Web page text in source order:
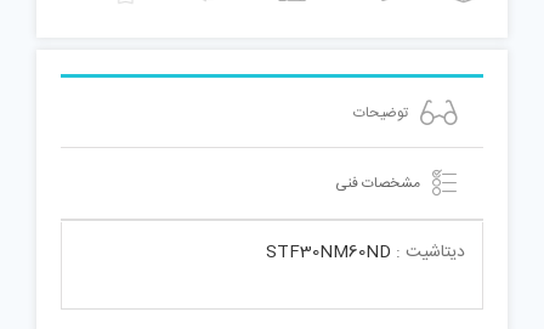
توضیحات
مشخصات فنی
دیتاشیت : STF30NM60ND